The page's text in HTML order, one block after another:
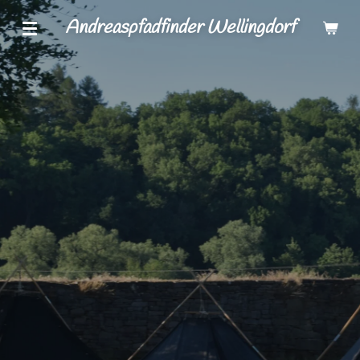
Zum
Hauptinhalt
springen
Andreaspfadfinder Wellingdorf